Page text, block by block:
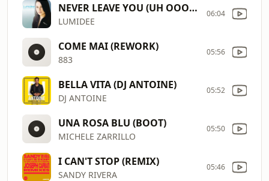
NEVER LEAVE YOU (UH OOOH, UH OOOH)
LUMIDEE
06:04
COME MAI (REWORK)
883
05:56
BELLA VITA (DJ ANTOINE)
DJ ANTOINE
05:52
UNA ROSA BLU (BOOT)
MICHELE ZARRILLO
05:50
I CAN'T STOP (REMIX)
SANDY RIVERA
05:46